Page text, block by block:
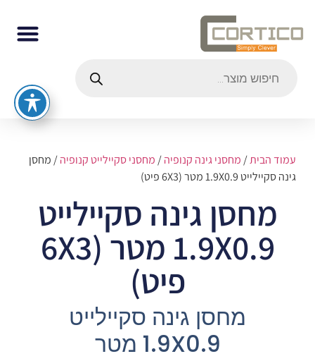
עמוד הבית/מחסני גינה קנופיה/מחסני סקיילייט קנופיה/ מחסן
גינה סקיילייט 1.9X0.9 מטר (6X3 פיט)
מחסן גינה סקיילייט
1.9X0.9 מטר (6X3
פיט)
מחסן גינה סקיילייט
1.9X0.9 מטר